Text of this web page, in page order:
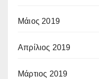
Μάιος 2019
Απρίλιος 2019
Μάρτιος 2019